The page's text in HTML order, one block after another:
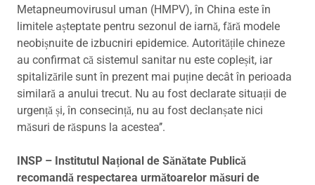
Metapneumovirusul uman (HMPV), în China este în
limitele așteptate pentru sezonul de iarnă, fără modele
neobișnuite de izbucniri epidemice. Autoritățile chineze
au confirmat că sistemul sanitar nu este copleșit, iar
spitalizările sunt în prezent mai puține decât în perioada
similară a anului trecut. Nu au fost declarate situații de
urgență și, în consecință, nu au fost declanșate nici
măsuri de răspuns la acestea’’.
INSP – Institutul Național de Sănătate Publică
recomandă respectarea următoarelor măsuri de